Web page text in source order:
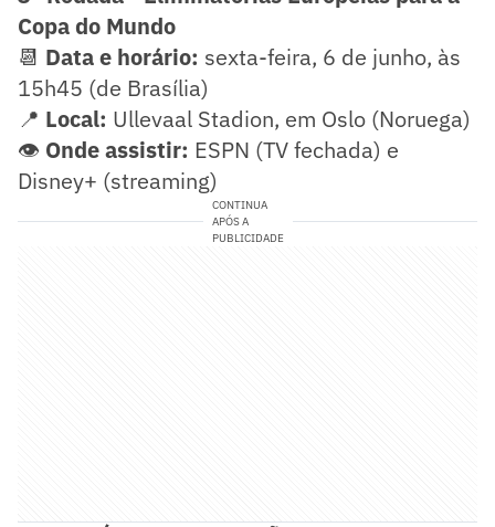
Copa do Mundo
📆 Data e horário: sexta-feira, 6 de junho, às
15h45 (de Brasília)
📍 Local: Ullevaal Stadion, em Oslo (Noruega)
👁️ Onde assistir: ESPN (TV fechada) e
Disney+ (streaming)
CONTINUA
APÓS A
PUBLICIDADE